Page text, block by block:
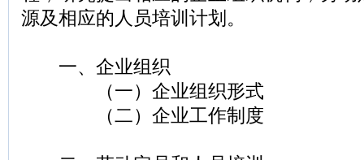
源及相应的人员培训计划。
一、企业组织
（一）企业组织形式
（二）企业工作制度